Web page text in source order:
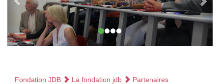
Fondation JDB La fondation jdb Partenaires